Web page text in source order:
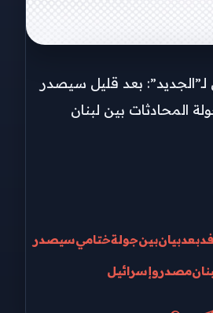
لـ”الجديد”: بعد قليل سيصدر
المحادثات بين لبنان
بعدبيانبينجولةختاميسيصدر
مصدروإسرائيل